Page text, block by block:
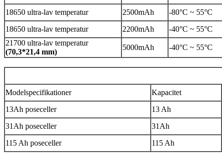
18650 ultra-lav temperatur
2500mAh
-80°C ~ 55°C
18650 ultra-lav temperatur
2200mAh
-40°C ~ 55°C
21700 ultra-lav temperatur
(70,3*21,4 mm)
5000mAh -40°C ~ 55°C
Modelspecifikationer
Kapacitet
13Ah poseceller
13 Ah
31Ah poseceller
31Ah
115 Ah poseceller
115 Ah